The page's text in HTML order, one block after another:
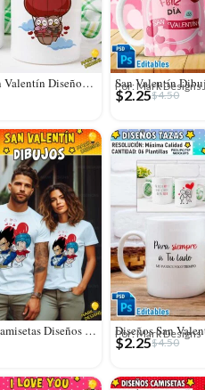
Tu y Yo Tazas San Valentín Diseños Editables Por: Mark Designs
$4.50
$2.25
Dibujos Parejas Camisetas Diseños Editables Por: Mark Designs
$4.50
$2.25